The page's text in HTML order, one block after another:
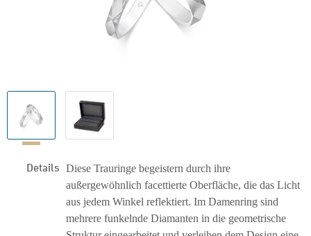
Details Diese Trauringe begeistern durch ihre
außergewöhnlich facettierte Oberfläche, die das Licht
aus jedem Winkel reflektiert. Im Damenring sind
mehrere funkelnde Diamanten in die geometrische